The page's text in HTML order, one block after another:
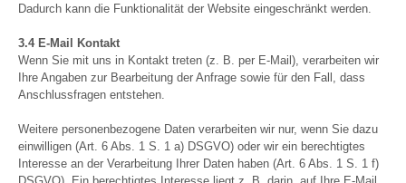
Dadurch kann die Funktionalität der Website eingeschränkt werden.
3.4 E-Mail Kontakt
Wenn Sie mit uns in Kontakt treten (z. B. per E-Mail), verarbeiten wir
Ihre Angaben zur Bearbeitung der Anfrage sowie für den Fall, dass
Anschlussfragen entstehen.
Weitere personenbezogene Daten verarbeiten wir nur, wenn Sie dazu
einwilligen (Art. 6 Abs. 1 S. 1 a) DSGVO) oder wir ein berechtigtes
Interesse an der Verarbeitung Ihrer Daten haben (Art. 6 Abs. 1 S. 1 f)